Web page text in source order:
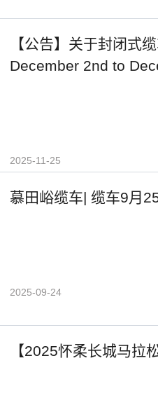
【公告】关于封闭式
December 2nd to
2025-11-25
慕田峪缆车| 缆车9月
2025-09-24
【2025怀柔长城马拉